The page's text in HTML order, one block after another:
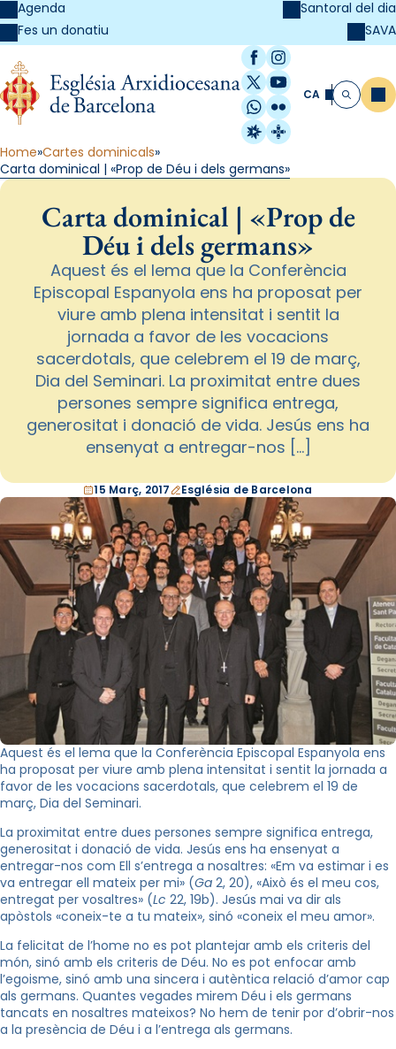
Agenda
Fes un donatiu
Santoral del dia
SAVA
Facebook
Instagram
X / Twitter
YouTube
WhatsApp
Flickr
Radio Estel
Catalunya
CA Cerca
Home Cartes dominicals
Carta dominical | «Prop de Déu i dels germans»
Carta dominical | «Prop de
Déu i dels germans»
Aquest és el lema que la Conferència
Episcopal Espanyola ens ha proposat per
viure amb plena intensitat i sentit la
jornada a favor de les vocacions
sacerdotals, que celebrem el 19 de març,
Dia del Seminari. La proximitat entre dues
persones sempre significa entrega,
generositat i donació de vida. Jesús ens ha
ensenyat a entregar-nos […]
15 Març, 2017 Església de Barcelona
Aquest és el lema que la Conferència Episcopal Espanyola ens
ha proposat per viure amb plena intensitat i sentit la jornada a
favor de les vocacions sacerdotals, que celebrem el 19 de
març, Dia del Seminari.
La proximitat entre dues persones sempre significa entrega,
generositat i donació de vida. Jesús ens ha ensenyat a
entregar-nos com Ell s’entrega a nosaltres: «Em va estimar i es
va entregar ell mateix per mi» (Ga 2, 20), «Això és el meu cos,
entregat per vosaltres» (Lc 22, 19b). Jesús mai va dir als
apòstols «coneix-te a tu mateix», sinó «coneix el meu amor».
La felicitat de l’home no es pot plantejar amb els criteris del
món, sinó amb els criteris de Déu. No es pot enfocar amb
l’egoisme, sinó amb una sincera i autèntica relació d’amor cap
als germans. Quantes vegades mirem Déu i els germans
tancats en nosaltres mateixos? No hem de tenir por d’obrir-nos
a la presència de Déu i a l’entrega als germans.